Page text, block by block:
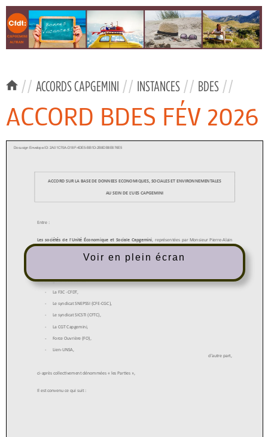
// ACCORDS CAPGEMINI // INSTANCES // BDES //
ACCORD BDES FÉV 2026
Voir en plein écran